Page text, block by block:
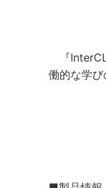
『
働的な学び